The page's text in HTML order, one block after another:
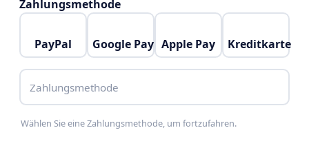
Zahlungsmethode
PayPal Google Pay Apple Pay Kreditkarte
Zahlungsmethode
Wählen Sie eine Zahlungsmethode, um fortzufahren.